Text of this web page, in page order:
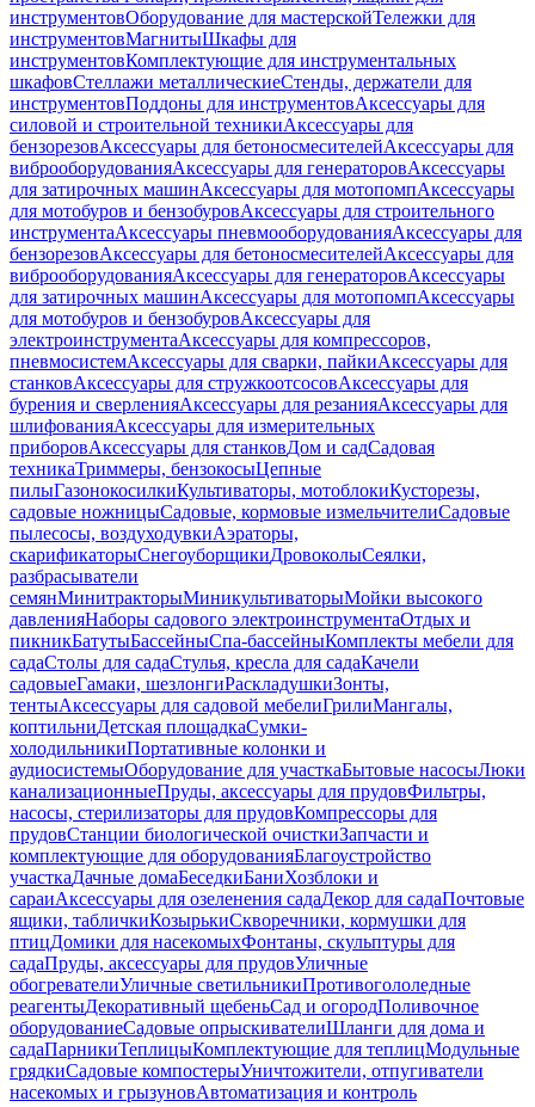
инструментовОборудование для мастерскойТележки для
инструментовМагнитыШкафы для
инструментовКомплектующие для инструментальных
шкафовСтеллажи металлическиеСтенды, держатели для
инструментовПоддоны для инструментовАксессуары для
силовой и строительной техникиАксессуары для
бензорезовАксессуары для бетоносмесителейАксессуары для
виброоборудованияАксессуары для генераторовАксессуары
для затирочных машинАксессуары для мотопомпАксессуары
для мотобуров и бензобуровАксессуары для строительного
инструментаАксессуары пневмооборудованияАксессуары для
бензорезовАксессуары для бетоносмесителейАксессуары для
виброоборудованияАксессуары для генераторовАксессуары
для затирочных машинАксессуары для мотопомпАксессуары
для мотобуров и бензобуровАксессуары для
электроинструментаАксессуары для компрессоров,
пневмосистемАксессуары для сварки, пайкиАксессуары для
станковАксессуары для стружкоотсосовАксессуары для
бурения и сверленияАксессуары для резанияАксессуары для
шлифованияАксессуары для измерительных
приборовАксессуары для станковДом и садСадовая
техникаТриммеры, бензокосыЦепные
пилыГазонокосилкиКультиваторы, мотоблокиКусторезы,
садовые ножницыСадовые, кормовые измельчителиСадовые
пылесосы, воздуходувкиАэраторы,
скарификаторыСнегоуборщикиДровоколыСеялки,
разбрасыватели
семянМинитракторыМиникультиваторыМойки высокого
давленияНаборы садового электроинструментаОтдых и
пикникБатутыБассейныСпа-бассейныКомплекты мебели для
садаСтолы для садаСтулья, кресла для садаКачели
садовыеГамаки, шезлонгиРаскладушкиЗонты,
тентыАксессуары для садовой мебелиГрилиМангалы,
коптильниДетская площадкаСумки-
холодильникиПортативные колонки и
аудиосистемыОборудование для участкаБытовые насосыЛюки
канализационныеПруды, аксессуары для прудовФильтры,
насосы, стерилизаторы для прудовКомпрессоры для
прудовСтанции биологической очисткиЗапчасти и
комплектующие для оборудованияБлагоустройство
участкаДачные домаБеседкиБаниХозблоки и
сараиАксессуары для озеленения садаДекор для садаПочтовые
ящики, табличкиКозырькиСкворечники, кормушки для
птицДомики для насекомыхФонтаны, скульптуры для
садаПруды, аксессуары для прудовУличные
обогревателиУличные светильникиПротивогололедные
реагентыДекоративный щебеньСад и огородПоливочное
оборудованиеСадовые опрыскивателиШланги для дома и
садаПарникиТеплицыКомплектующие для теплицМодульные
грядкиСадовые компостерыУничтожители, отпугиватели
насекомых и грызуновАвтоматизация и контроль